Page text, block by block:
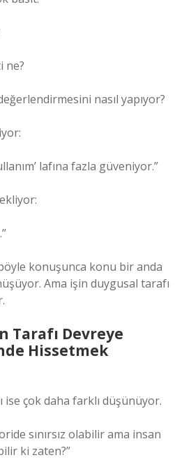
ne?
nasıl yapıyor?
lafına fazla güveniyor.”
konuşunca konu bir anda
Ama işin duygusal tarafı
Tarafı Devreye
Hissetmek
ise çok daha farklı düşünüyor.
sınırsız olabilir ama insan
ki zaten?”